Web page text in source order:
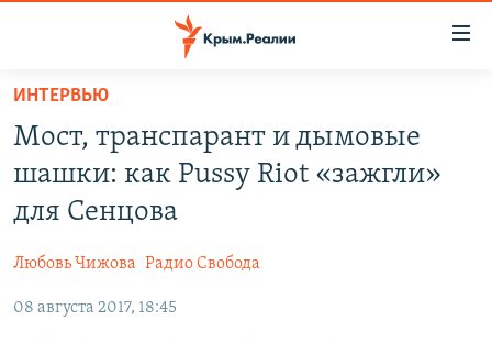
Вернуться
основному
содержанию
Вернутся
главной
Вернутся
СПЕЦПРОЕКТЫ
ГРУЗ 200
11 ЛЕТ ОККУПАЦИИ КРЫМА. 11 ИСТОРИЙ СОПРОТИВЛЕНИЯ
ЕЩЕ
ИНТЕРАКТИВ
РАДІО СВОБОДА
ИНТЕРВЬЮ
Мост, транспарант и дымовые
шашки: как Pussy Riot «зажгли»
для Сенцова
Любовь Чижова Радио Свобода
08 августа 2017, 18:45